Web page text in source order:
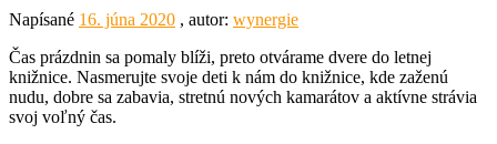
Napísané 16. júna 2020 , autor: wynergie
Čas prázdnin sa pomaly blíži, preto otvárame dvere do letnej
knižnice. Nasmerujte svoje deti k nám do knižnice, kde zaženú
nudu, dobre sa zabavia, stretnú nových kamarátov a aktívne strávia
svoj voľný čas.